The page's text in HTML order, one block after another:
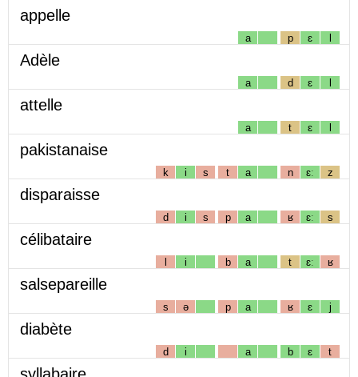
appelle
a p ɛ l
Adèle
a d ɛ l
attelle
a t ɛ l
pakistanaise
k i s t a n ɛː z
disparaisse
d i s p a ʁ ɛː s
célibataire
l i b a t ɛː ʁ
salsepareille
s ə p a ʁ ɛ j
diabète
d i a b ɛ t
syllabaire